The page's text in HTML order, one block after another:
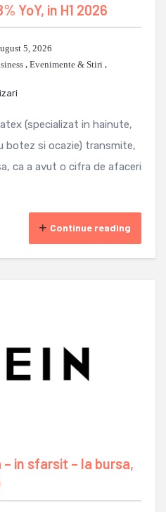
YoY, in H1 2026
5, 2026
, Evenimente & Stiri ,
(specializat in hainute,
botez si ocazie) transmite,
ca a avut o cifra de afaceri
Continue reading
in sfarsit – la bursa,